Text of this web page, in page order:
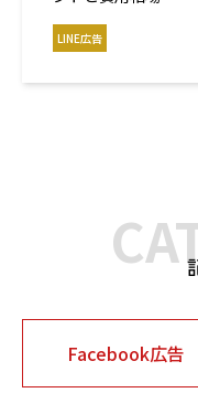
LINE広告
Facebook広告